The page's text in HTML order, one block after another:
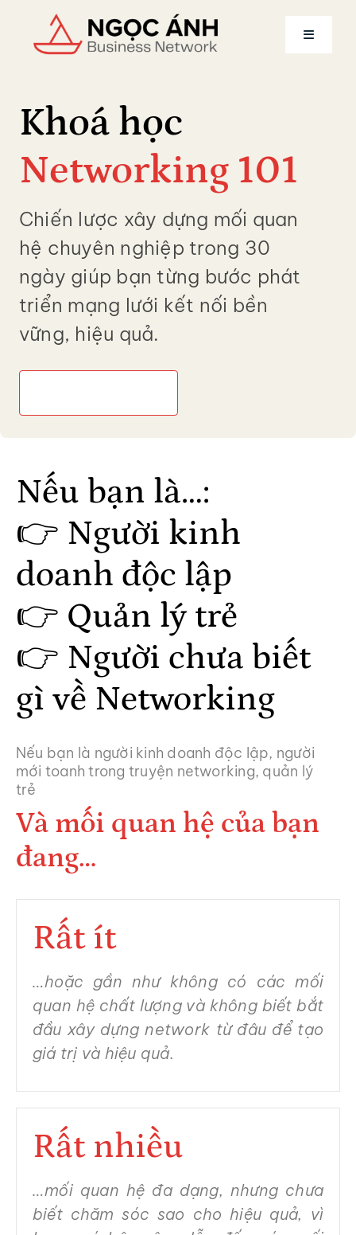
content
Toggle
Khóa học
Tài khoản
Khoá học
Networking 101
Chiến lược xây dựng mối quan
hệ chuyên nghiệp trong 30
ngày giúp bạn từng bước phát
triển mạng lưới kết nối bền
vững, hiệu quả.
Nếu bạn là…:
👉 Người kinh
doanh độc lập
👉 Quản lý trẻ
👉 Người chưa biết
gì về Networking
Nếu bạn là người kinh doanh độc lập, người
mới toanh trong truyện networking, quản lý
trẻ
Và mối quan hệ của bạn
đang…
Rất ít
…hoặc gần như không có các mối
quan hệ chất lượng và không biết bắt
đầu xây dựng network từ đâu để tạo
giá trị và hiệu quả.
Rất nhiều
…mối quan hệ đa dạng, nhưng chưa
biết chăm sóc sao cho hiệu quả, vì